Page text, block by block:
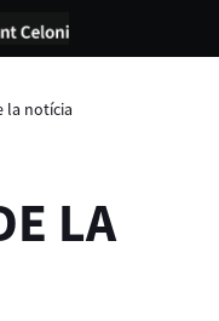
la notícia
LA